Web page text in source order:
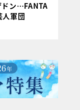
ドン…FANTA
軍団